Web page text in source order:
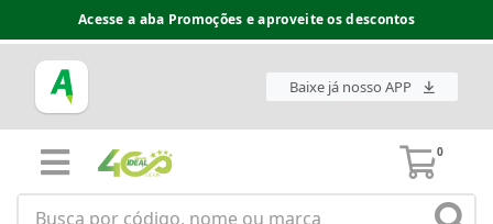
Acesse a aba Promoções e aproveite os descontos
Baixe já nosso APP
0